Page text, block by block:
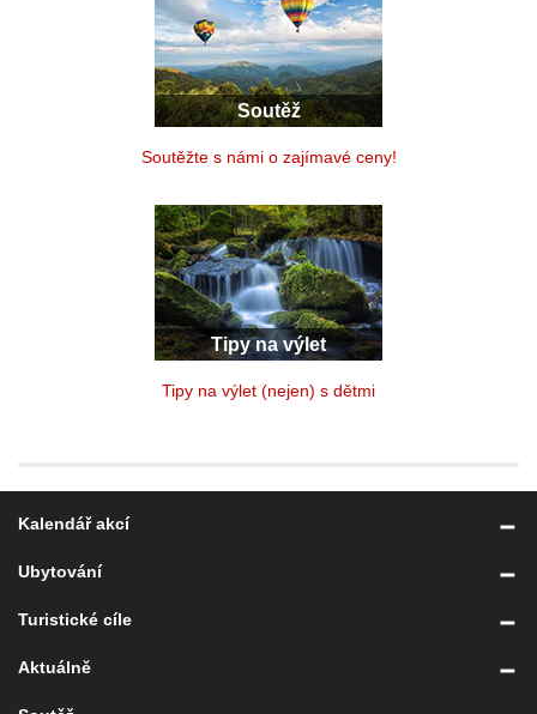
Soutěž
Soutěžte s námi o zajímavé ceny!
Tipy na výlet
Tipy na výlet (nejen) s dětmi
Kalendář akcí
Ubytování
Turistické cíle
Aktuálně